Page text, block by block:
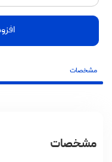
مشخصات
مشخصات